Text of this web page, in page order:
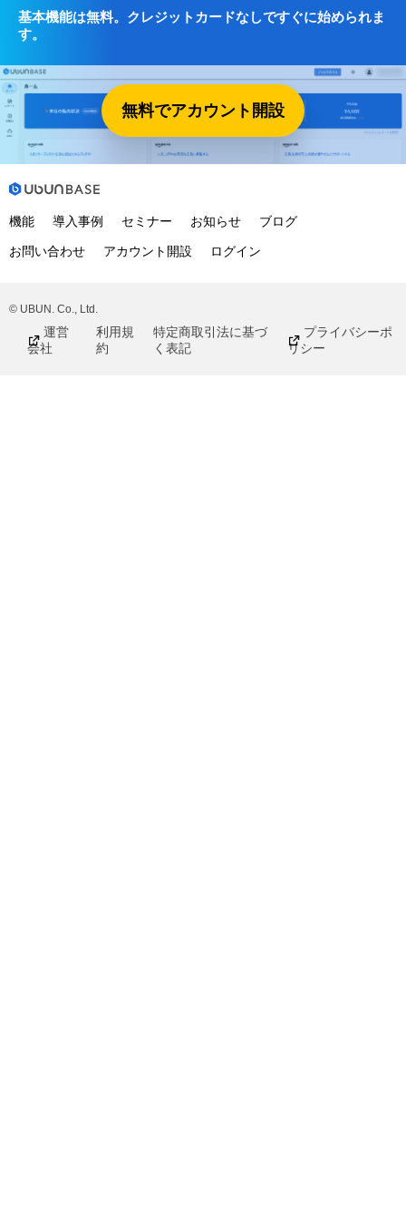
基本機能は無料。クレジットカードなしですぐに始められま
す。
無料でアカウント開設
機能 導入事例 セミナー お知らせ ブログ
お問い合わせ アカウント開設 ログイン
© UBUN. Co., Ltd.
運営
会社
利用規
約
特定商取引法に基づ
く表記
プライバシーポ
リシー